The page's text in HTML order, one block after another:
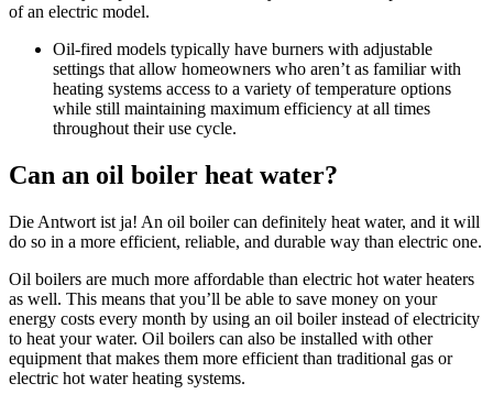
of an electric model.
Oil-fired models typically have burners with adjustable
settings that allow homeowners who aren’t as familiar with
heating systems access to a variety of temperature options
while still maintaining maximum efficiency at all times
throughout their use cycle.
Can an oil boiler heat water?
Die Antwort ist ja! An oil boiler can definitely heat water, and it will
do so in a more efficient, reliable, and durable way than electric one.
Oil boilers are much more affordable than electric hot water heaters
as well. This means that you’ll be able to save money on your
energy costs every month by using an oil boiler instead of electricity
to heat your water. Oil boilers can also be installed with other
equipment that makes them more efficient than traditional gas or
electric hot water heating systems.